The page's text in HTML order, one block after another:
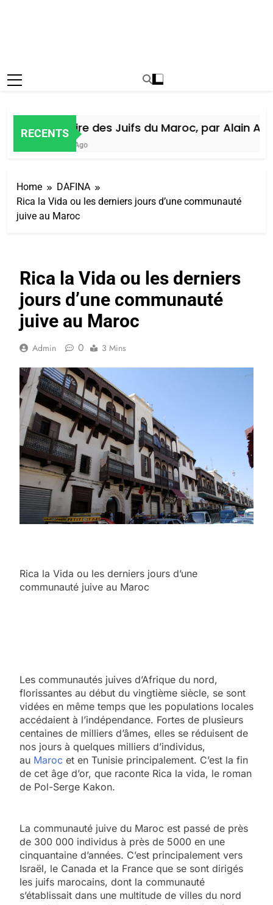
RECENTS
Histoire des Juifs du Maroc, par Alain
7 Jours Ago
Home
DAFINA
Rica la Vida ou les derniers jours d’une communauté
juive au Maroc
Rica la Vida ou les derniers
jours d’une communauté
juive au Maroc
Admin 0 3 Mins
Rica la Vida ou les derniers jours d’une
communauté juive au Maroc
Les communautés juives d’Afrique du nord,
florissantes au début du vingtième siècle, se sont
vidées en même temps que les populations locales
accédaient à l’indépendance. Fortes de plusieurs
centaines de milliers d’âmes, elles se réduisent de
nos jours à quelques milliers d’individus,
au Maroc et en Tunisie principalement. C’est la fin
de cet âge d’or, que raconte Rica la vida, le roman
de Pol-Serge Kakon.
La communauté juive du Maroc est passé de près
de 300 000 individus à près de 5000 en une
cinquantaine d’années. C’est principalement vers
Israël, le Canada et la France que se sont dirigés
les juifs marocains, dont la communauté
s’établissait dans une multitude de villes du nord